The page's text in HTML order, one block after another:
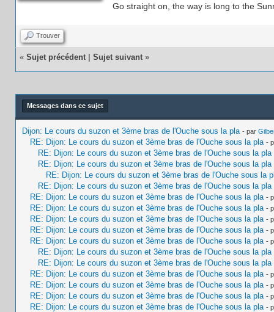
Go straight on, the way is long to the
Trouver
« Sujet précédent Sujet suivant »
Messages dans ce sujet
Dijon: Le cours du suzon et 3ème bras de l'Ouche sous la pla - par
RE: Dijon: Le cours du suzon et 3ème bras de l'Ouche sous la pla -
RE: Dijon: Le cours du suzon et 3ème bras de l'Ouche sous la pla
RE: Dijon: Le cours du suzon et 3ème bras de l'Ouche sous la pla
RE: Dijon: Le cours du suzon et 3ème bras de l'Ouche sous la
RE: Dijon: Le cours du suzon et 3ème bras de l'Ouche sous la pla
RE: Dijon: Le cours du suzon et 3ème bras de l'Ouche sous la pla -
RE: Dijon: Le cours du suzon et 3ème bras de l'Ouche sous la pla -
RE: Dijon: Le cours du suzon et 3ème bras de l'Ouche sous la pla -
RE: Dijon: Le cours du suzon et 3ème bras de l'Ouche sous la pla -
RE: Dijon: Le cours du suzon et 3ème bras de l'Ouche sous la pla -
RE: Dijon: Le cours du suzon et 3ème bras de l'Ouche sous la pla
RE: Dijon: Le cours du suzon et 3ème bras de l'Ouche sous la pla
RE: Dijon: Le cours du suzon et 3ème bras de l'Ouche sous la pla -
RE: Dijon: Le cours du suzon et 3ème bras de l'Ouche sous la pla -
RE: Dijon: Le cours du suzon et 3ème bras de l'Ouche sous la pla -
RE: Dijon: Le cours du suzon et 3ème bras de l'Ouche sous la pla -